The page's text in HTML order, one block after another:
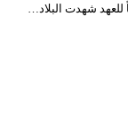
للعهد شهدت البلاد…